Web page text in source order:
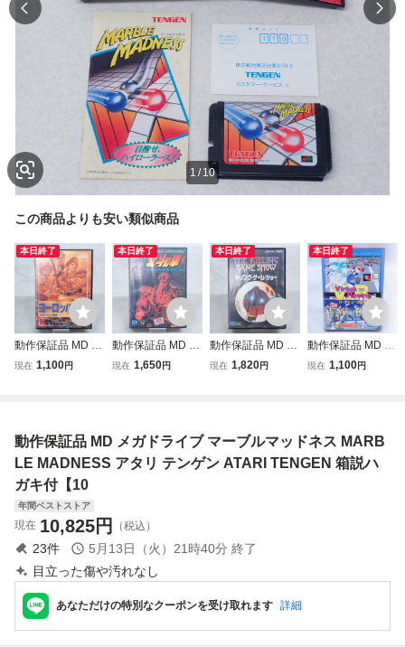
1 / 10
この商品よりも安い類似商品
本日終了
動作保証品 MD メ
ガドライブ ヨーロ
現在 1,100円
本日終了
動作保証品 MD メ
ガドライブ 北斗の
現在 1,650円
本日終了
動作保証品 MD メ
ガドライブ キリン
現在 1,820円
本日終了
動作保証品 MD メ
ガドライブ バーチ
現在 1,100円
動作保証品 MD メガドライブ マーブルマッドネス MARB
LE MADNESS アタリ テンゲン ATARI TENGEN 箱説ハ
ガキ付【10
年間ベストストア
現在 10,825円 （税込）
23件 5月13日（火）21時40分 終了
目立った傷や汚れなし
あなただけの特別なクーポンを受け取れます 詳細